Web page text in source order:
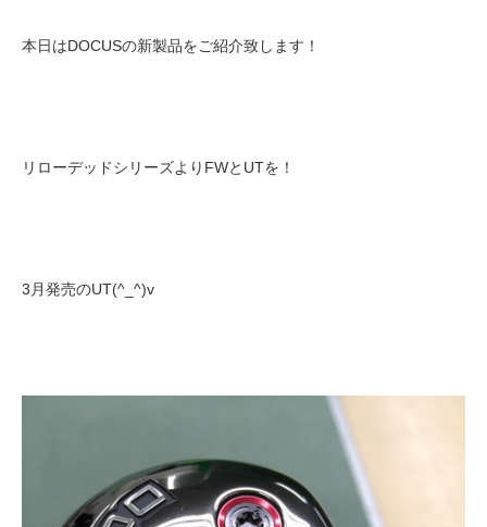
本日はDOCUSの新製品をご紹介致します！
リローデッドシリーズよりFWとUTを！
3月発売のUT(^_^)v